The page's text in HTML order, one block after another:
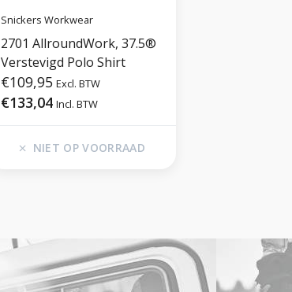
Snickers Workwear
2701 AllroundWork, 37.5®
Verstevigd Polo Shirt
€109,95 Excl. BTW
€133,04 Incl. BTW
NIET OP VOORRAAD